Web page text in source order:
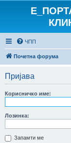
ЧПП
Почетна форума
Пријава
Корисничко име:
Лозинка:
Запамти ме